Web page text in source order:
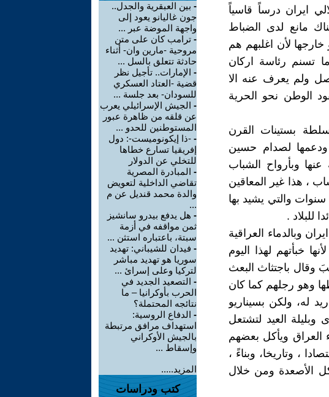
ايران درساً قاسياً
مانع لدى الضباط
لأن اغلبهم هم
تسنم رئاسة اركان
ولم يعرف عنه الا
الوطن نحو الحرية
بستينات القرن
ودعمها لصدام حسين
عنها وبأرواح الشباب
، هذا غير المعاقين
والتي يشيد بها
للبلاد .
وبالدماء العراقية
خبأتهم لهذا اليوم
وقال باجتثاث البعث
وهو رجلهم كما كان
له، ولكن بسيناريو
العيد لتشتعل
حصل عام 2006وليتقاتل أبناء العراق ويأكل بعضهم
، وتاريخا، وبناءً ،
كل الأصعدة ومن خلال
- بين العبقرية والجدل..
جون غاليانو يعود إلى
واجهة الموضة عبر ...
- ترامب كان على متن
مروحية -مارين وان- أثناء
حادثة تتعلق بالسل ...
- الإمارات.. تأجيل نظر
قضية -العتاد العسكري
للسودان- بعد جلسة ...
- الجيش الإسرائيلي يعرب
عن قلقه من ظاهرة عبور
المستوطنين للحدو ...
- -ذا إيكونوميست-: دول
إفريقيا تسارع خطاها
للتخلي عن الدولار
- المبادرة المصرية
تقاضي الداخلية لتعويض
والدة محمد قنديل عن م
...
- هل يدفع بيدرو سانشيز
ثمن مواقفه في أزمة
سبتة، باعتباره استثن ...
- فيدان للشيباني: تهديد
سوريا هو تهديد مباشر
لتركيا وعلى إسرائ ...
- التصعيد الجديد في
الحرب بأوكرانيا – ما
نتائجه المحتملة؟
- الدفاع الروسية:
استهداف مرافق مرتبطة
بالجيش الأوكراني
وإسقاط ...
المزيد.....
كتب ودراسات